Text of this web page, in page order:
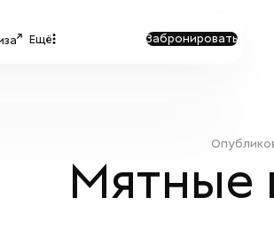
Ещё Забронировать
Мятные